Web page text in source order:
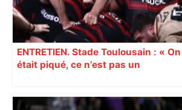
ENTRETIEN. Stade Toulousain : « On
était piqué, ce n’est pas un